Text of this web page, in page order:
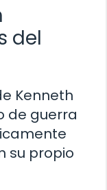
del
Kenneth
de guerra
su propio